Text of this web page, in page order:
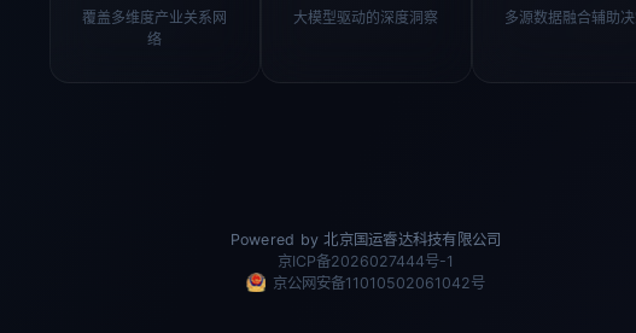
覆盖多维度产业关系网
络
大模型驱动的深度洞察 多源数据融合辅助
Powered by 北京国运睿达科技有限公司
京ICP备2026027444号-1
京公网安备11010502061042号